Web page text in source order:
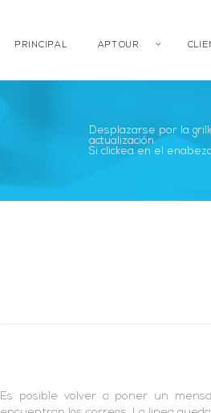
PRINCIPAL APTOUR
Desplazarse por la
actualización.
Si clickea en el
Es posible volver a poner un